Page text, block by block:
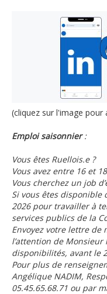
(cliquez sur l'image pour
Emploi saisonnier:
Vous êtes Ruellois.e ?
Vous avez entre 16 et
Vous cherchez un job
Si vous êtes disponible
2026 pour travailler à
services publics de la
Envoyez votre lettre de
l’attention de
disponibilités, avant le
Pour plus de
Angélique NADIM,
05.45.65.68.71 ou par